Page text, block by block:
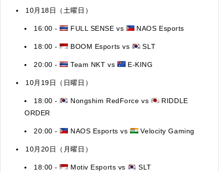
10月18日（土曜日）
16:00 - FULL SENSE vs NAOS Esports
18:00 - BOOM Esports vs SLT
20:00 - Team NKT vs E-KING
10月19日（日曜日）
18:00 - Nongshim RedForce vs
RIDDLE
ORDER
20:00 - NAOS Esports vs Velocity Gaming
10月20日（月曜日）
18:00 - Motiv Esports vs SLT